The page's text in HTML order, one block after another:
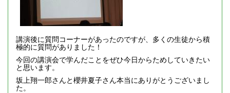
講演後に質問コーナーがあったのですが、多くの生徒から積
極的に質問がありました！
今回の講演会で学んだことをぜひ今日からためしていきたい
と思います。
坂上翔一郎さんと櫻井夏子さん本当にありがとうございまし
た。